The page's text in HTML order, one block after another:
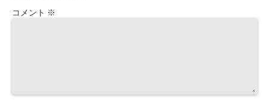
コメント ※